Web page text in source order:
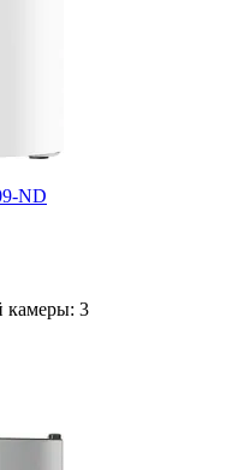
ND
камеры: 3